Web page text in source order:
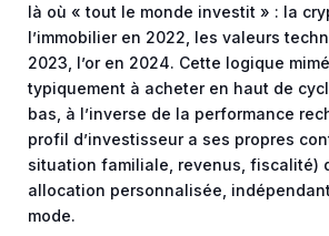
là où « tout le monde investit » : la
l’immobilier en 2022, les valeurs
2023, l’or en 2024. Cette logique
typiquement à acheter en haut de
bas, à l’inverse de la performance
profil d’investisseur a ses propres
situation familiale, revenus, fiscalité)
allocation personnalisée,
mode.